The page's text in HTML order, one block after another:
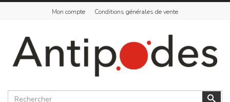
Mon compte Conditions générales de vente
Rechercher